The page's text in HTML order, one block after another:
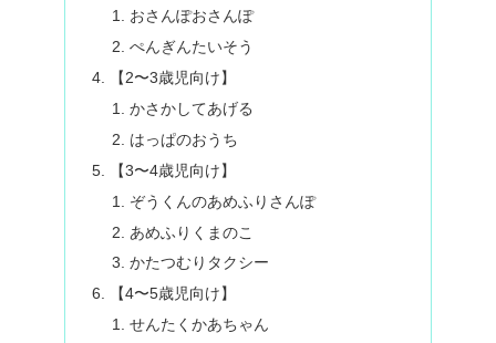
おさんぽおさんぽ
ぺんぎんたいそう
【2〜3歳児向け】
かさかしてあげる
はっぱのおうち
【3〜4歳児向け】
ぞうくんのあめふりさんぽ
あめふりくまのこ
かたつむりタクシー
【4〜5歳児向け】
せんたくかあちゃん